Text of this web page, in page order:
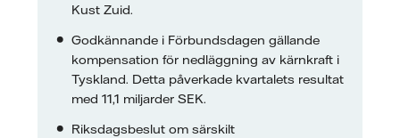
Kust Zuid.
Godkännande i Förbundsdagen gällande
kompensation för nedläggning av kärnkraft i
Tyskland. Detta påverkade kvartalets resultat
med 11,1 miljarder SEK.
Riksdagsbeslut om särskilt